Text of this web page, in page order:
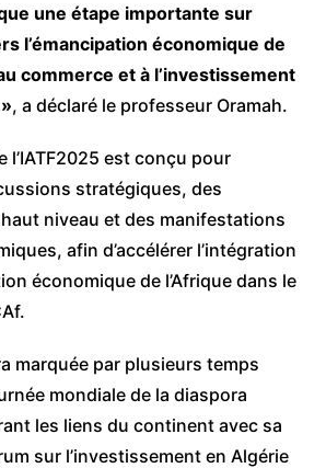
une étape importante sur
l’émancipation économique de
commerce et à l’investissement
, a déclaré le professeur Oramah.
l’IATF2025 est conçu pour
stratégiques, des
niveau et des manifestations
afin d’accélérer l’intégration
économique de l’Afrique dans le
marquée par plusieurs temps
mondiale de la diaspora
les liens du continent avec sa
sur l’investissement en Algérie